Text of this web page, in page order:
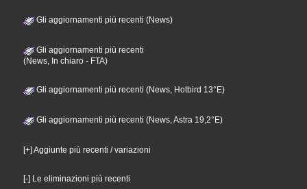
Gli aggiornamenti più recenti (News)
Gli aggiornamenti più recenti
(News, In chiaro - FTA)
Gli aggiornamenti più recenti (News, Hotbird 13°E)
Gli aggiornamenti più recenti (News, Astra 19,2°E)
[+] Aggiunte più recenti / variazioni
[-] Le eliminazioni più recenti